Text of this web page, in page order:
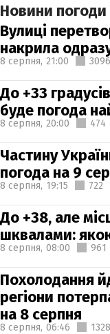
Новини погоди
Вулиці
накрила
8 серпня, 21:00 3096
До +33
буде погода
8 серпня, 20:00 474
Частину
погода на 9
8 серпня, 19:15 722
До +38, але
шквалами:
8 серпня, 08:00 961
Похолодання
регіони
на 8 серпня
8 серпня, 06:46 1328